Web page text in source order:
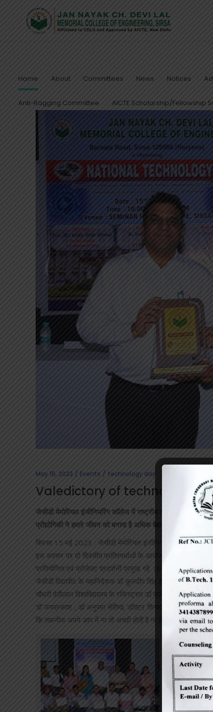
Home About Committees News Notices
Anti-Ragging Committee AICTE Scholarship/Fellowship
May 15, 2023 Events technology day
Valedictory of technology
जेसीडी मेमोरियल इंजीनियरिंग कॉलेज में राष्ट्रीय तकनीकी दिवस के
प्रौद्योगिकी ने हमारे जीवन को बनाया है अधिक बेहतर : प्रोफेसर ढींडसा
सिरसा 15 मई 2023 : जेसीडी मेमोरियल इंजीनियरिंग कॉलेज में
इस अवसर पर दो दिवसीय प्रतिस्पर्धाओं के आयोजन का समापन किया
प्रतियोगिता एवं प्रोजेक्ट प्रदर्शनी प्रमुख रहे ।इन प्रतिस्पर्धाओं
जेसीडी विद्यापीठ के महानिदेशक डॉ कुलदीप सिंह ढींडसा ने मुख्य
चौधरी देवीलाल विश्वविद्यालय के रजिस्ट्रार डॉ राजेश बंसल इस
डॉ जयप्रकाश , डॉ अनुपमा सेतिया, डॉक्टर शिखा गोयल, डॉक्टर
कि तकनीक अपने आप में ना तो अच्छी होती है ना ही बुरी यह हम पर